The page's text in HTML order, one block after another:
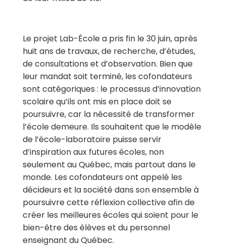
Le projet Lab-École a pris fin le 30 juin, après
huit ans de travaux, de recherche, d’études,
de consultations et d’observation. Bien que
leur mandat soit terminé, les cofondateurs
sont catégoriques : le processus d’innovation
scolaire qu’ils ont mis en place doit se
poursuivre, car la nécessité de transformer
l’école demeure. Ils souhaitent que le modèle
de l’école-laboratoire puisse servir
d’inspiration aux futures écoles, non
seulement au Québec, mais partout dans le
monde. Les cofondateurs ont appelé les
décideurs et la société dans son ensemble à
poursuivre cette réflexion collective afin de
créer les meilleures écoles qui soient pour le
bien-être des élèves et du personnel
enseignant du Québec.